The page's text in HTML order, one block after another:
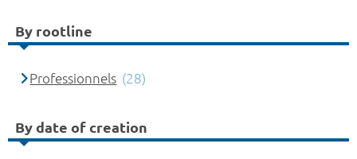
By rootline
Professionnels (28)
By date of creation